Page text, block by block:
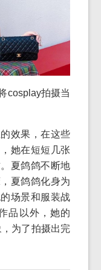
cosplay拍摄当
效果，在这些
她在短短几张
夏鸽鸽不断地
夏鸽鸽化身为
场景和服装战
品以外，她的
为了拍摄出完